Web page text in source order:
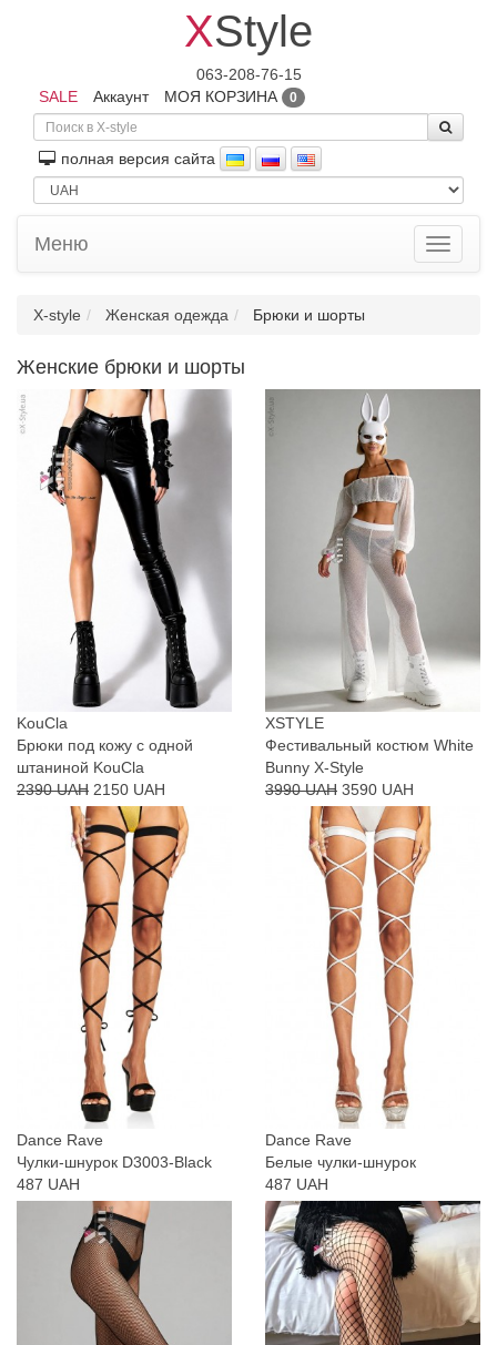
XStyle
063-208-76-15
SALE
Аккаунт МОЯ КОРЗИНА 0
полная версия сайта
Toggle
Меню
X-style Женская одежда Брюки и шорты
Женские брюки и шорты
KouCla
Брюки под кожу с одной
штаниной KouCla
2390 UAH 2150 UAH
XSTYLE
Фестивальный костюм White
Bunny X-Style
3990 UAH 3590 UAH
Dance Rave
Чулки-шнурок D3003-Black
487 UAH
Dance Rave
Белые чулки-шнурок
487 UAH